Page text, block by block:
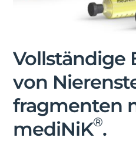
Vollständige
von
fragmenten
mediNiK®.